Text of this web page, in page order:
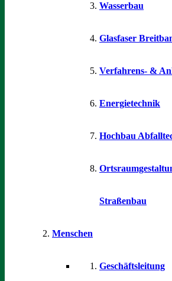
Wasserbau
Glasfaser
Verfahrens- &
Energietechnik
Hochbau
Straßenbau
Menschen
Geschäftsleitung